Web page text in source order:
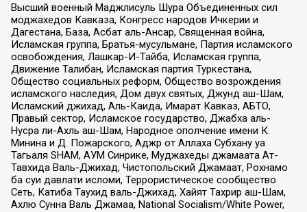
Высший военный Маджлисуль Шура Объединенных сил
моджахедов Кавказа, Конгресс народов Ичкерии и
Дагестана, База, Асбат аль-Ансар, Священная война,
Исламская группа, Братья-мусульмане, Партия исламского
освобождения, Лашкар-И-Тайба, Исламская группа,
Движение Талибан, Исламская партия Туркестана,
Общество социальных реформ, Общество возрождения
исламского наследия, Дом двух святых, Джунд аш-Шам,
Исламский джихад, Аль-Каида, Имарат Кавказ, АБТО,
Правый сектор, Исламское государство, Джабха аль-
Нусра ли-Ахль аш-Шам, Народное ополчение имени К.
Минина и Д. Пожарского, Аджр от Аллаха Субхану уа
Тагьаля SHAM, АУМ Синрике, Муджахеды джамаата Ат-
Тавхида Валь-Джихад, Чистопольский Джамаат, Рохнамо
ба суи давлати исломи, Террористическое сообщество
Сеть, Катиба Таухид валь-Джихад, Хайят Тахрир аш-Шам,
Ахлю Сунна Валь Джамаа, National Socialism/White Power,